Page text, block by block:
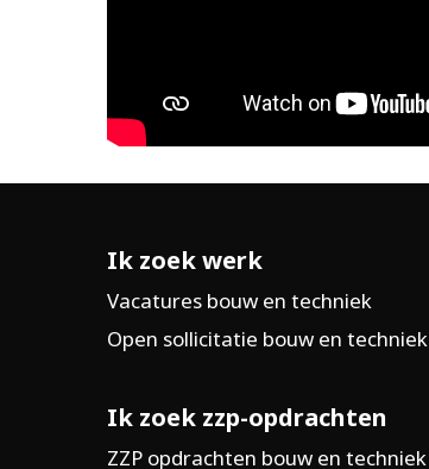
Ik zoek werk
Vacatures bouw en techniek
Open sollicitatie bouw en techniek
Ik zoek zzp-opdrachten
ZZP opdrachten bouw en techniek